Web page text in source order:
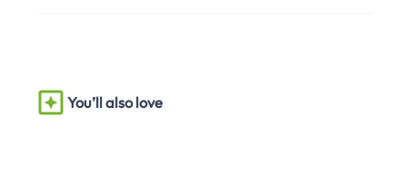
You’ll also love